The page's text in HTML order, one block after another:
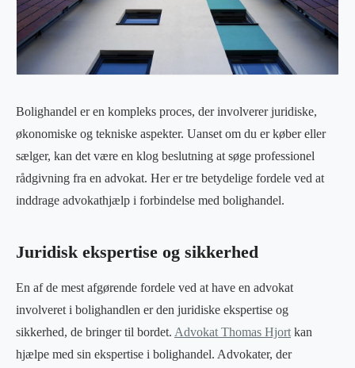
Bolighandel er en kompleks proces, der involverer juridiske,
økonomiske og tekniske aspekter. Uanset om du er køber eller
sælger, kan det være en klog beslutning at søge professionel
rådgivning fra en advokat. Her er tre betydelige fordele ved at
inddrage advokathjælp i forbindelse med bolighandel.
Juridisk ekspertise og sikkerhed
En af de mest afgørende fordele ved at have en advokat
involveret i bolighandlen er den juridiske ekspertise og
sikkerhed, de bringer til bordet. Advokat Thomas Hjort kan
hjælpe med sin ekspertise i bolighandel. Advokater, der